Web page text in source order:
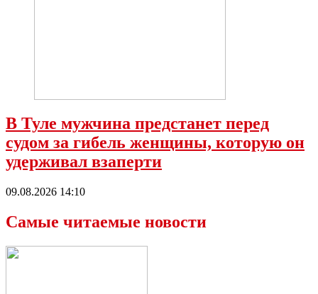
В Туле мужчина предстанет перед
судом за гибель женщины, которую он
удерживал взаперти
09.08.2026 14:10
Самые читаемые новости